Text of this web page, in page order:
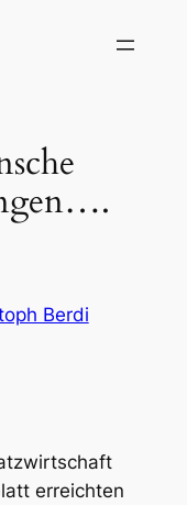
Berdi
erreichten